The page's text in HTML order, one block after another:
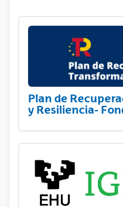
Plan de
y Resiliencia-